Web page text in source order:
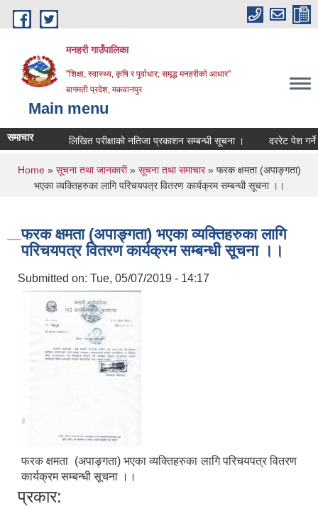
Skip to main content
मनहरी गाउँपालिका
"शिक्षा, स्वास्थ्य, कृषि र पूर्वाधार; समृद्ध मनहरीको आधार"
बागमती प्रदेश, मकवानपुर
Main menu
समाचार लिखित परीक्षाको नतिजा प्रकाशन सम्बन्धी सूचना । दररेट पेश गर्ने
You are here
Home» सूचना तथा जानकारी» सूचना तथा समाचार» फरक क्षमता (अपाङ्गता)
भएका व्यक्तिहरुका लागि परिचयपत्र वितरण कार्यक्रम सम्बन्धी सूचना ।।
फरक क्षमता (अपाङ्गता) भएका व्यक्तिहरुका लागि
परिचयपत्र वितरण कार्यक्रम सम्बन्धी सूचना ।।
Submitted on: Tue, 05/07/2019 - 14:17
फरक क्षमता (अपाङ्गता) भएका व्यक्तिहरुका लागि परिचयपत्र वितरण
कार्यक्रम सम्बन्धी सूचना ।।
प्रकार: